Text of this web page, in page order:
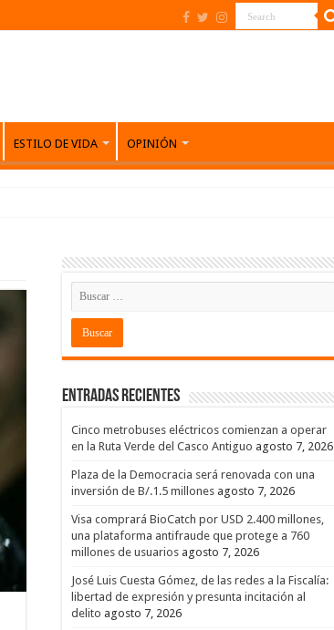
ESTILO DE VIDA OPINIÓN
Entradas recientes
Cinco metrobuses eléctricos comienzan a operar
en la Ruta Verde del Casco Antiguo agosto 7, 2026
Plaza de la Democracia será renovada con una
inversión de B/.1.5 millones agosto 7, 2026
Visa comprará BioCatch por USD 2.400 millones,
una plataforma antifraude que protege a 760
millones de usuarios agosto 7, 2026
José Luis Cuesta Gómez, de las redes a la Fiscalía:
libertad de expresión y presunta incitación al
delito agosto 7, 2026